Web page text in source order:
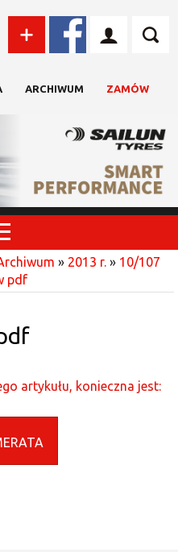
ARCHIWUM ZAMÓW
» 2013 r. » 10/107
pdf
artykułu, konieczna jest: